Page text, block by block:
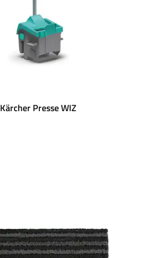
Kärcher Presse WIZ